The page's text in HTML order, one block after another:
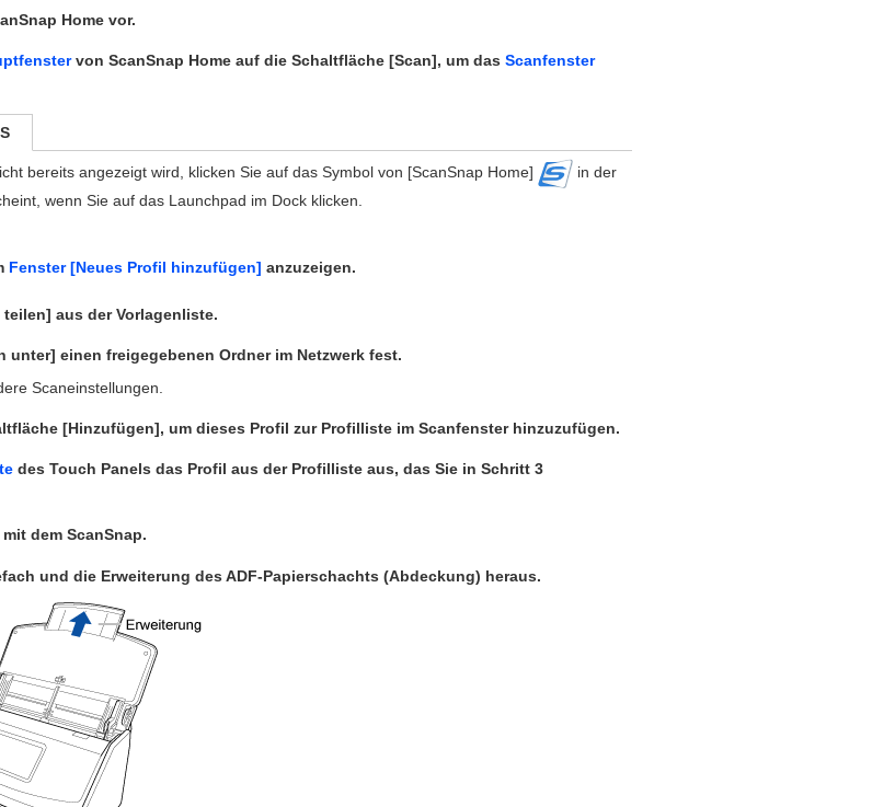
Home vor.
von ScanSnap Home auf die Schaltfläche [Scan], um das Scanfenster
bereits angezeigt wird, klicken Sie auf das Symbol von [ScanSnap Home]
in der
wenn Sie auf das Launchpad im Dock klicken.
Fenster [Neues Profil hinzufügen] anzuzeigen.
aus der Vorlagenliste.
unter] einen freigegebenen Ordner im Netzwerk fest.
Scaneinstellungen.
[Hinzufügen], um dieses Profil zur Profilliste im Scanfenster hinzuzufügen.
des Touch Panels das Profil aus der Profilliste aus, das Sie in Schritt 3
dem ScanSnap.
und die Erweiterung des ADF-Papierschachts (Abdeckung) heraus.